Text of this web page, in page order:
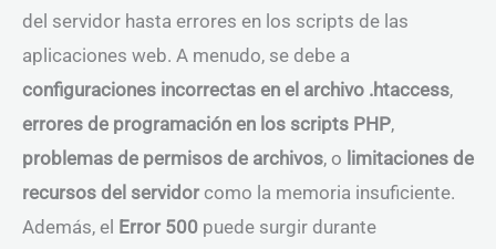
del servidor hasta errores en los scripts de las
aplicaciones web. A menudo, se debe a
configuraciones incorrectas en el archivo .htaccess,
errores de programación en los scripts PHP,
problemas de permisos de archivos, o limitaciones de
recursos del servidorcomo la memoria insuficiente.
Además, el Error 500 puede surgir durante